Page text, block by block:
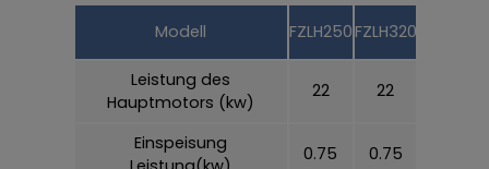
Modell FZLH250FZLH320
Leistung des
Hauptmotors (kw)
22 22
Einspeisung
0.75 0.75